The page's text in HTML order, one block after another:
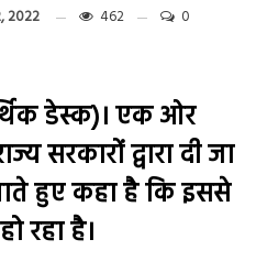
2022 462 0
डेस्क)। एक ओर
सरकारों द्वारा दी जा
हुए कहा है कि इससे
रहा है।